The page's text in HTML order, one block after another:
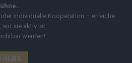
individuelle Kooperation – erreiche
sie aktiv ist.
werden!
NEWS